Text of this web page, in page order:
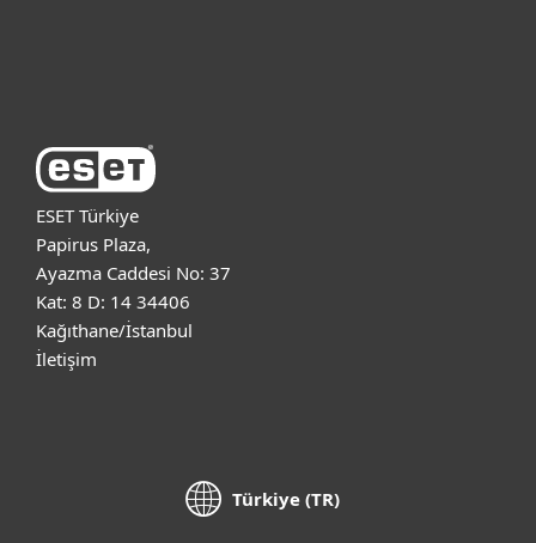
ESET Türkiye
Papirus Plaza,
Ayazma Caddesi No: 37
Kat: 8 D: 14 34406
Kağıthane/İstanbul
İletişim
Türkiye (TR)